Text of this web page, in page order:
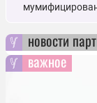
новости
важное